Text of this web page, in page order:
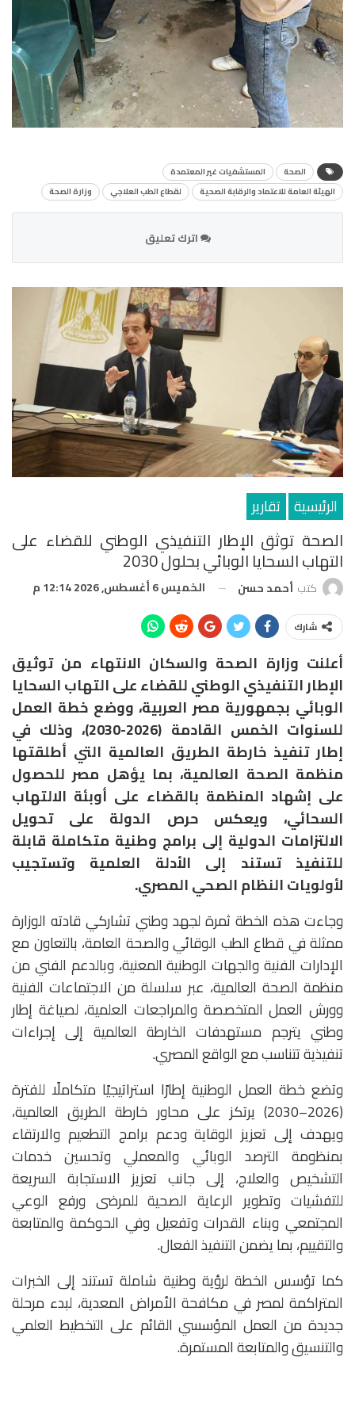
الصحة
المستشفيات غير المعتمدة
الهيئة العامة للاعتماد والرقابة الصحية
لقطاع الطب العلاجي وزارة الصحة
اترك تعليق
الرئيسية تقارير
الصحة توثق الإطار التنفيذي الوطني للقضاء على
التهاب السحايا الوبائي بحلول 2030
كتب أحمد حسن الخميس 6 أغسطس, 2026 12:14 م
شارك
أعلنت وزارة الصحة والسكان الانتهاء من توثيق
الإطار التنفيذي الوطني للقضاء على التهاب السحايا
الوبائي بجمهورية مصر العربية، ووضع خطة العمل
للسنوات الخمس القادمة (2026-2030)، وذلك في
إطار تنفيذ خارطة الطريق العالمية التي أطلقتها
منظمة الصحة العالمية، بما يؤهل مصر للحصول
على إشهاد المنظمة بالقضاء على أوبئة الالتهاب
السحائي، ويعكس حرص الدولة على تحويل
الالتزامات الدولية إلى برامج وطنية متكاملة قابلة
للتنفيذ تستند إلى الأدلة العلمية وتستجيب
لأولويات النظام الصحي المصري.
وجاءت هذه الخطة ثمرة لجهد وطني تشاركي قادته الوزارة
ممثلة في قطاع الطب الوقائي والصحة العامة، بالتعاون مع
الإدارات الفنية والجهات الوطنية المعنية، وبالدعم الفني من
منظمة الصحة العالمية، عبر سلسلة من الاجتماعات الفنية
وورش العمل المتخصصة والمراجعات العلمية، لصياغة إطار
وطني يترجم مستهدفات الخارطة العالمية إلى إجراءات
تنفيذية تتناسب مع الواقع المصري.
وتضع خطة العمل الوطنية إطارًا استراتيجيًا متكاملًا للفترة
(2026–2030) يرتكز على محاور خارطة الطريق العالمية،
ويهدف إلى تعزيز الوقاية ودعم برامج التطعيم والارتقاء
بمنظومة الترصد الوبائي والمعملي وتحسين خدمات
التشخيص والعلاج، إلى جانب تعزيز الاستجابة السريعة
للتفشيات وتطوير الرعاية الصحية للمرضى ورفع الوعي
المجتمعي وبناء القدرات وتفعيل وفي الحوكمة والمتابعة
والتقييم، بما يضمن التنفيذ الفعال.
كما تؤسس الخطة لرؤية وطنية شاملة تستند إلى الخبرات
المتراكمة لمصر في مكافحة الأمراض المعدية، لبدء مرحلة
جديدة من العمل المؤسسي القائم على التخطيط العلمي
والتنسيق والمتابعة المستمرة.